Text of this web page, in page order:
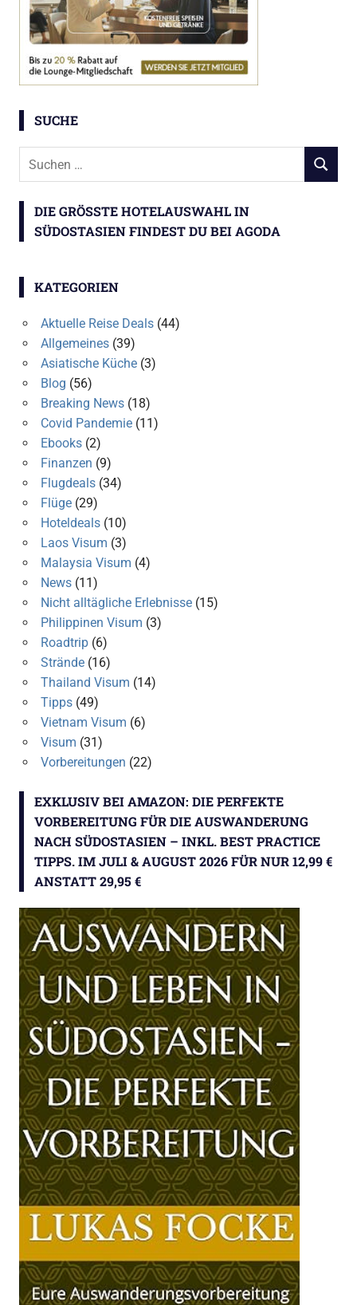
SUCHE
Suchen
SUCHEN
DIE GRÖSSTE HOTELAUSWAHL IN S
ÜDOSTASIEN FINDEST DU BEI AGODA
KATEGORIEN
Aktuelle Reise Deals(44)
Allgemeines(39)
Asiatische Küche(3)
Blog (56)
Breaking News(18)
Covid Pandemie(11)
Ebooks(2)
Finanzen (9)
Flugdeals(34)
Flüge(29)
Hoteldeals(10)
Laos Visum (3)
Malaysia Visum (4)
News(11)
Nicht alltägliche Erlebnisse(15)
Philippinen Visum (3)
Roadtrip(6)
Strände(16)
Thailand Visum (14)
Tipps(49)
Vietnam Visum (6)
Visum (31)
Vorbereitungen (22)
EXKLUSIV BEI AMAZON: DIE PERFEKTE
VORBEREITUNG FÜR DIE AUSWANDERUNG
NACH SÜDOSTASIEN – INKL. BEST PRACTICE
TIPPS. IM JULI & AUGUST 2026 FÜR NUR 12,99 €
ANSTATT 29,95 €